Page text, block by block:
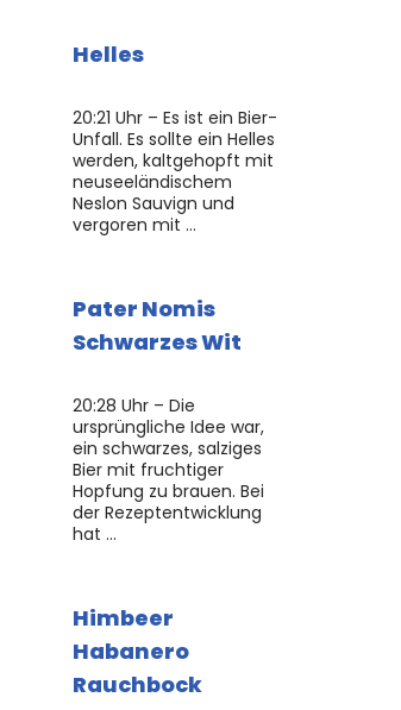
Helles
20:21 Uhr – Es ist ein Bier-
Unfall. Es sollte ein Helles
werden, kaltgehopft mit
neuseeländischem
Neslon Sauvign und
vergoren mit …
Pater Nomis
Schwarzes Wit
20:28 Uhr – Die
ursprüngliche Idee war,
ein schwarzes, salziges
Bier mit fruchtiger
Hopfung zu brauen. Bei
der Rezeptentwicklung
hat …
Himbeer
Habanero
Rauchbock